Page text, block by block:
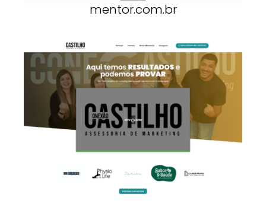
mentor.com.br